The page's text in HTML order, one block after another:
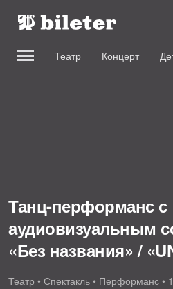
Театр Концерт
Танц-перформанс с
аудиовизуальным
«Без названия» /
Театр • Спектакль • Перформанс •